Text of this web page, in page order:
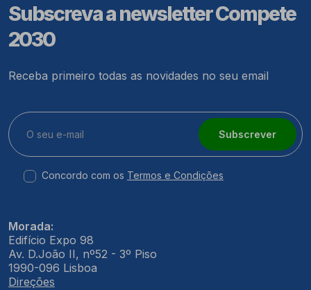
Subscreva a newsletter Compete
2030
Receba primeiro todas as novidades no seu email
Subscrever
Concordo com os Termos e Condições
Morada:
Edifício Expo 98
Av. D.João II, nº52 - 3º Piso
1990-096 Lisboa
Direções